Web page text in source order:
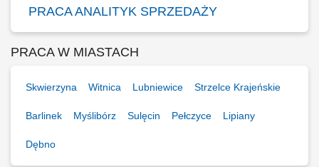
PRACA ANALITYK SPRZEDAŻY
PRACA W MIASTACH
Skwierzyna Witnica Lubniewice Strzelce Krajeńskie
Barlinek Myślibórz Sulęcin Pełczyce Lipiany
Dębno